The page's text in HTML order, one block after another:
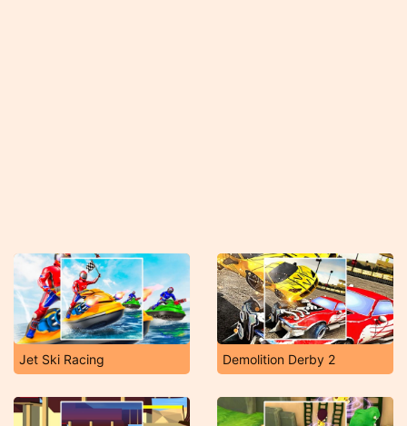
Jet Ski Racing Demolition Derby 2